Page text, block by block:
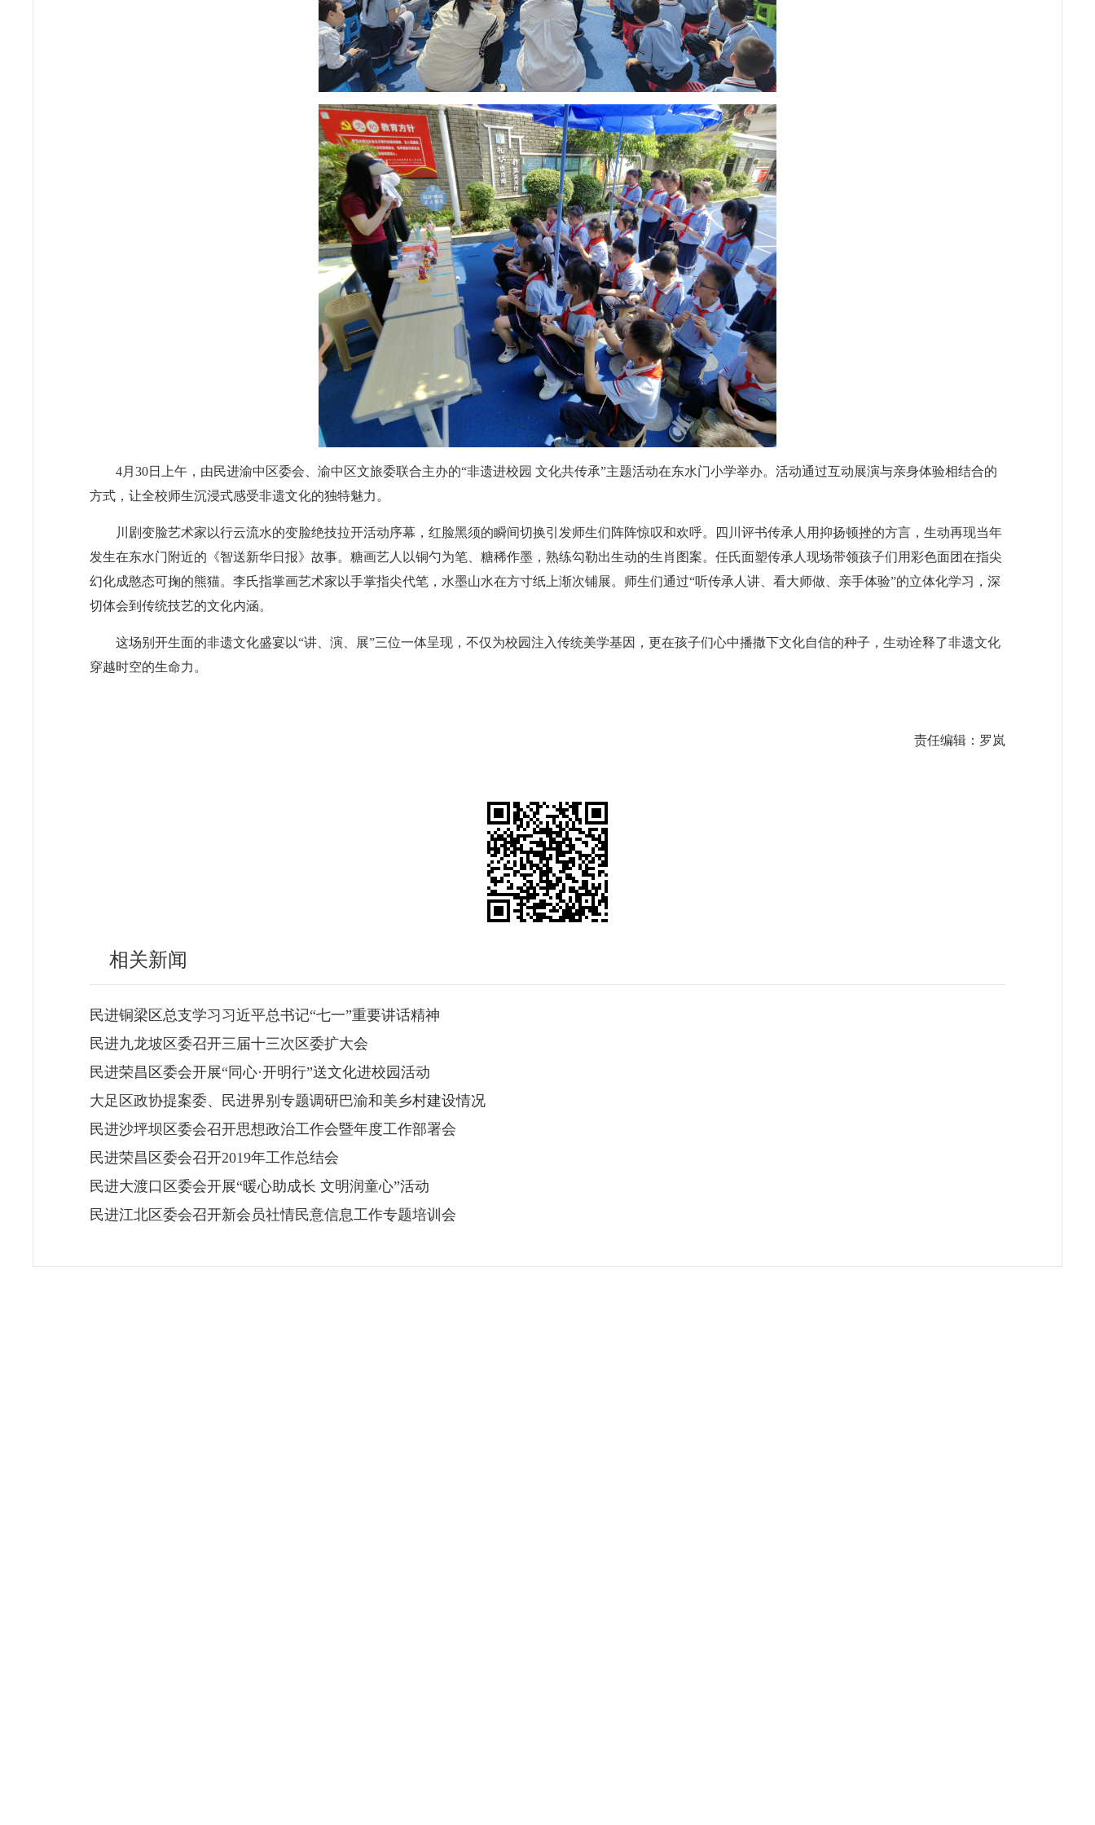
4月30日上午，由民进渝中区委会、渝中区文旅委联合主办的“非遗进校园 文化共传承”主题活动在东水门小学举办。活动通过互动展演与亲身体验相结合的
方式，让全校师生沉浸式感受非遗文化的独特魅力。
川剧变脸艺术家以行云流水的变脸绝技拉开活动序幕，红脸黑须的瞬间切换引发师生们阵阵惊叹和欢呼。四川评书传承人用抑扬顿挫的方言，生动再现当年
发生在东水门附近的《智送新华日报》故事。糖画艺人以铜勺为笔、糖稀作墨，熟练勾勒出生动的生肖图案。任氏面塑传承人现场带领孩子们用彩色面团在指尖
幻化成憨态可掬的熊猫。李氏指掌画艺术家以手掌指尖代笔，水墨山水在方寸纸上渐次铺展。师生们通过“听传承人讲、看大师做、亲手体验”的立体化学习，深
切体会到传统技艺的文化内涵。
这场别开生面的非遗文化盛宴以“讲、演、展”三位一体呈现，不仅为校园注入传统美学基因，更在孩子们心中播撒下文化自信的种子，生动诠释了非遗文化
穿越时空的生命力。
责任编辑：罗岚
相关新闻
民进铜梁区总支学习习近平总书记“七一”重要讲话精神
民进九龙坡区委召开三届十三次区委扩大会
民进荣昌区委会开展“同心·开明行”送文化进校园活动
大足区政协提案委、民进界别专题调研巴渝和美乡村建设情况
民进沙坪坝区委会召开思想政治工作会暨年度工作部署会
民进荣昌区委会召开2019年工作总结会
民进大渡口区委会开展“暖心助成长 文明润童心”活动
民进江北区委会召开新会员社情民意信息工作专题培训会